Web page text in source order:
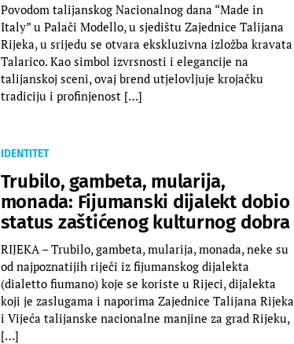
Povodom talijanskog Nacionalnog dana “Made in
Italy” u Palači Modello, u sjedištu Zajednice Talijana
Rijeka, u srijedu se otvara ekskluzivna izložba kravata
Talarico. Kao simbol izvrsnosti i elegancije na
talijanskoj sceni, ovaj brend utjelovljuje krojačku
tradiciju i profinjenost […]
IDENTITET
Trubilo, gambeta, mularija,
monada: Fijumanski dijalekt dobio
status zaštićenog kulturnog dobra
RIJEKA – Trubilo, gambeta, mularija, monada, neke su
od najpoznatijih riječi iz fijumanskog dijalekta
(dialetto fiumano) koje se koriste u Rijeci, dijalekta
koji je zaslugama i naporima Zajednice Talijana Rijeka
i Vijeća talijanske nacionalne manjine za grad Rijeku,
[…]